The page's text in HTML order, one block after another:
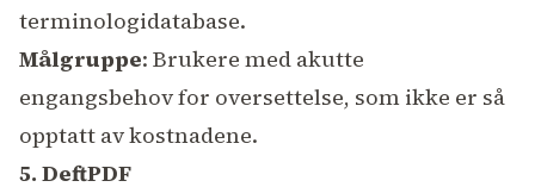
terminologidatabase.
Målgruppe: Brukere med akutte
engangsbehov for oversettelse, som ikke er så
opptatt av kostnadene.
5. DeftPDF